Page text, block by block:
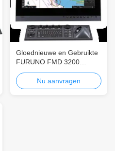
Gloednieuwe en Gebruikte
FURUNO FMD 3200
Elektronisch
Grafiekvertoning en
Informatiesysteem met mu-
Nu aanvragen